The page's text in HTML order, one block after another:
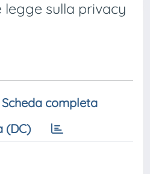
legge sulla privacy
Scheda completa
(DC)